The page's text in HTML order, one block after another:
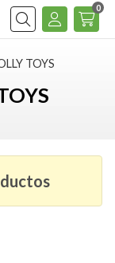
Buscar
0
TOYS